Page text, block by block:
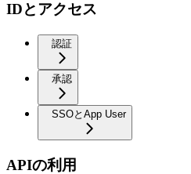
IDとアクセス
認証
承認
SSOとApp User
APIの利用